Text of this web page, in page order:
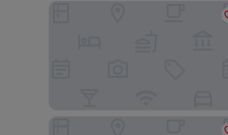
MCollection - Private Rooms in Historic Manila